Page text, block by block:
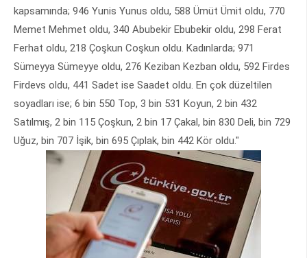
kapsamında; 946 Yunis Yunus oldu, 588 Ümüt Ümit oldu, 770
Memet Mehmet oldu, 340 Abubekir Ebubekir oldu, 298 Ferat
Ferhat oldu, 218 Çoşkun Coşkun oldu. Kadınlarda; 971
Sümeyya Sümeyye oldu, 276 Keziban Kezban oldu, 592 Firdes
Firdevs oldu, 441 Sadet ise Saadet oldu. En çok düzeltilen
soyadları ise; 6 bin 550 Top, 3 bin 531 Koyun, 2 bin 432
Satılmış, 2 bin 115 Çoşkun, 2 bin 17 Çakal, bin 830 Deli, bin 729
Uğuz, bin 707 İşik, bin 695 Çıplak, bin 442 Kör oldu."